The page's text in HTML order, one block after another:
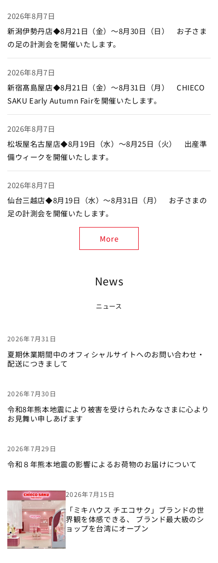
2026年8月7日
新潟伊勢丹店◆8月21日（金）～8月30日（日） お子さま
の足の計測会を開催いたします。
2026年8月7日
新宿髙島屋店◆8月21日（金）～8月31日（月） CHIECO
SAKU Early Autumn Fairを開催いたします。
2026年8月7日
松坂屋名古屋店◆8月19日（水）～8月25日（火） 出産準
備ウィークを開催いたします。
2026年8月7日
仙台三越店◆8月19日（水）～8月31日（月） お子さまの
足の計測会を開催いたします。
More
News
ニュース
2026年7月31日
夏期休業期間中のオフィシャルサイトへのお問い合わせ・
配送につきまして
2026年7月30日
令和8年熊本地震により被害を受けられたみなさまに心より
お見舞い申しあげます
2026年7月29日
令和８年熊本地震の影響によるお荷物のお届けについて
2026年7月15日
「ミキハウス チエコサク」ブランドの世
界観を体感できる、 ブランド最大級のシ
ョップを台湾にオープン